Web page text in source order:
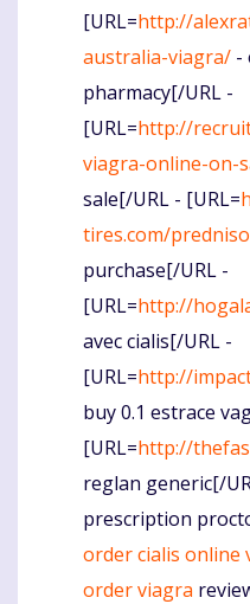
[URL=http://
australia-viagra/ -
pharmacy[/URL -
[URL=http://
viagra-online-on-
sale[/URL - [URL=
tires.com/
purchase[/URL -
[URL=http://
avec cialis[/URL -
[URL=http://
buy 0.1 estrace
[URL=http://
reglan generic[/
prescription
order cialis online
orderviagra